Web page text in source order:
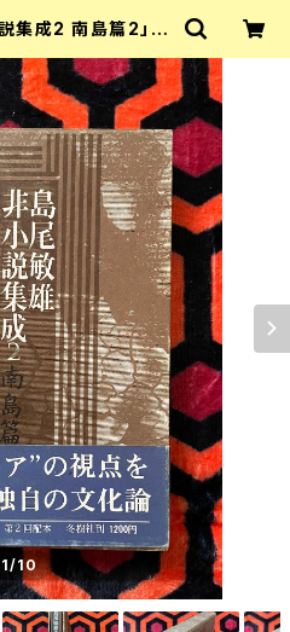
集成2 南島篇2」初
| 古書 まずる
1/10